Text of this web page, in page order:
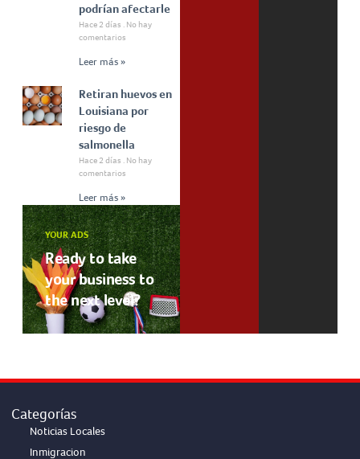
podrían afectarle
Hace 2 días
No hay
comentarios
Leer más »
Retiran huevos en
Louisiana por
riesgo de
salmonella
Hace 2 días
No hay
comentarios
Leer más »
YOUR ADS
Ready to take
your business to
the next level?
Categorías
Noticias Locales
Inmigracion